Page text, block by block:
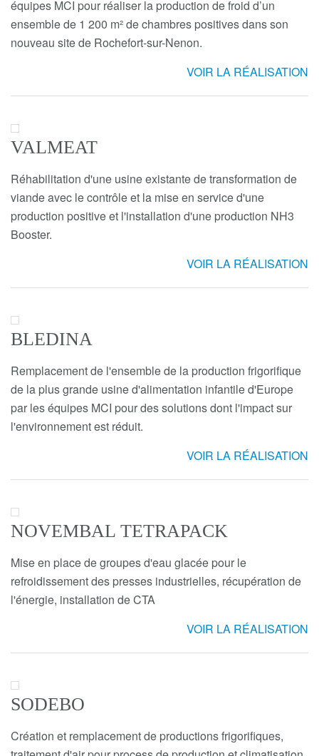
équipes MCI pour réaliser la production de froid d’un
ensemble de 1 200 m² de chambres positives dans son
nouveau site de Rochefort-sur-Nenon.
VOIR LA RÉALISATION
VALMEAT
Réhabilitation d'une usine existante de transformation de
viande avec le contrôle et la mise en service d'une
production positive et l'installation d'une production NH3
Booster.
VOIR LA RÉALISATION
BLEDINA
Remplacement de l'ensemble de la production frigorifique
de la plus grande usine d'alimentation infantile d'Europe
par les équipes MCI pour des solutions dont l'impact sur
l'environnement est réduit.
VOIR LA RÉALISATION
NOVEMBAL TETRAPACK
Mise en place de groupes d'eau glacée pour le
refroidissement des presses industrielles, récupération de
l'énergie, installation de CTA
VOIR LA RÉALISATION
SODEBO
Création et remplacement de productions frigorifiques,